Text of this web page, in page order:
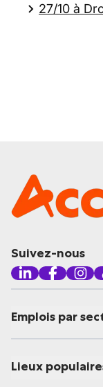
27/10 à
Suivez-nous
Emplois par
Lieux